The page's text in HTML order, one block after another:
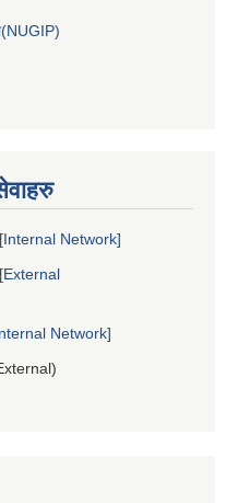
[Internal Network]
[External
Network]